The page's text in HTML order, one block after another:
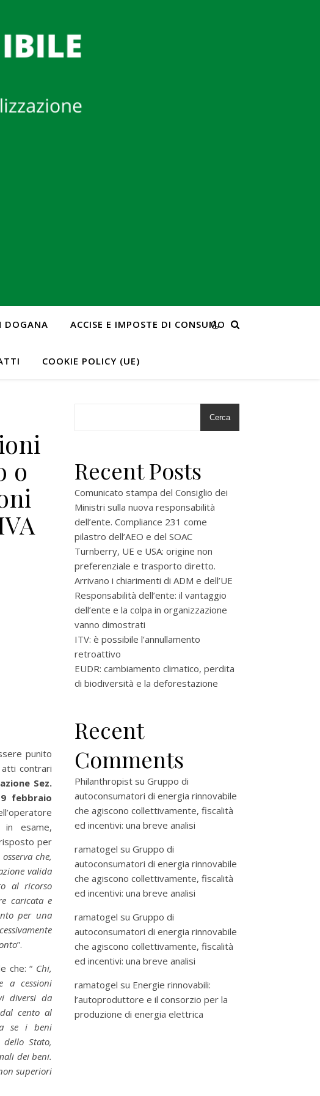
DOGANA ACCISE E IMPOSTE DI CONSUMO
COOKIE POLICY (UE)
o
punito
contrari
Sez.
febbraio
in esame,
per
che,
valida
al ricorso
caricata e
per una
”.
che: “ Chi,
a cessioni
diversi da
cento al
se i beni
Stato,
dei beni.
superiori
Cerca
Recent Posts
Comunicato stampa del Consiglio dei
Ministri sulla nuova responsabilità
dell’ente. Compliance 231 come
pilastro dell’AEO e del SOAC
Turnberry, UE e USA: origine non
preferenziale e trasporto diretto.
Arrivano i chiarimenti di ADM e dell’UE
Responsabilità dell’ente: il vantaggio
dell’ente e la colpa in organizzazione
vanno dimostrati
ITV: è possibile l’annullamento
retroattivo
EUDR: cambiamento climatico, perdita
di biodiversità e la deforestazione
Recent
Comments
Philanthropist su Gruppo di
autoconsumatori di energia rinnovabile
che agiscono collettivamente, fiscalità
ed incentivi: una breve analisi
ramatogel su Gruppo di
autoconsumatori di energia rinnovabile
che agiscono collettivamente, fiscalità
ed incentivi: una breve analisi
ramatogel su Gruppo di
autoconsumatori di energia rinnovabile
che agiscono collettivamente, fiscalità
ed incentivi: una breve analisi
ramatogel su Energie rinnovabili:
l’autoproduttore e il consorzio per la
produzione di energia elettrica